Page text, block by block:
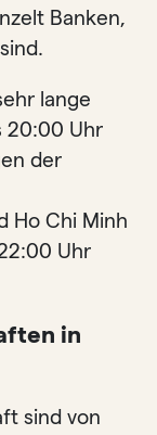
Banken,
lange
20:00 Uhr
der
Ho Chi Minh
Uhr
in
sind von